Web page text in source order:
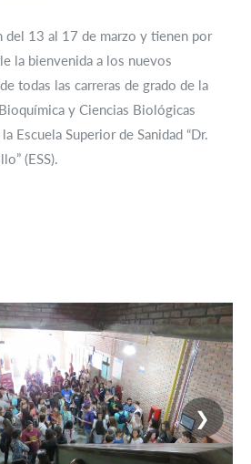
del 13 al 17 de marzo y tienen por
la bienvenida a los nuevos
todas las carreras de grado de la
y Ciencias Biológicas
Escuela Superior de Sanidad “Dr.
(ESS).
❯